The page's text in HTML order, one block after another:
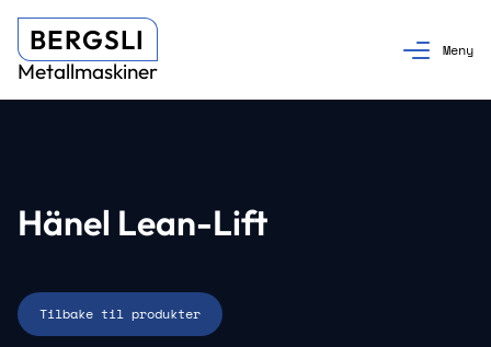
BERGSLI
Metallmaskiner
Hänel Lean-Lift
Tilbake til produkter